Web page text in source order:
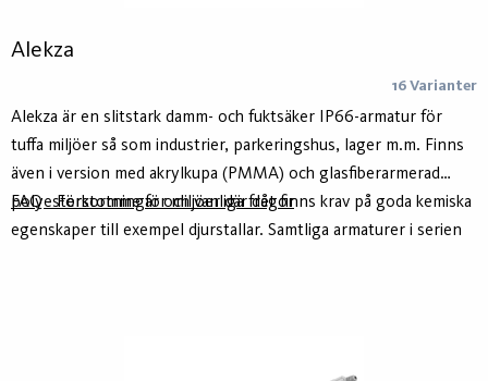
Alekza
16 Varianter
Alekza är en slitstark damm- och fuktsäker IP66-armatur för
tuffa miljöer så som industrier, parkeringshus, lager m.m. Finns
även i version med akrylkupa (PMMA) och glasfiberarmerad
polyesterstomme för miljöer där det finns krav på goda kemiska
egenskaper till exempel djurstallar. Samtliga armaturer i serien
FAQ - Förkortningar och vanliga frågor